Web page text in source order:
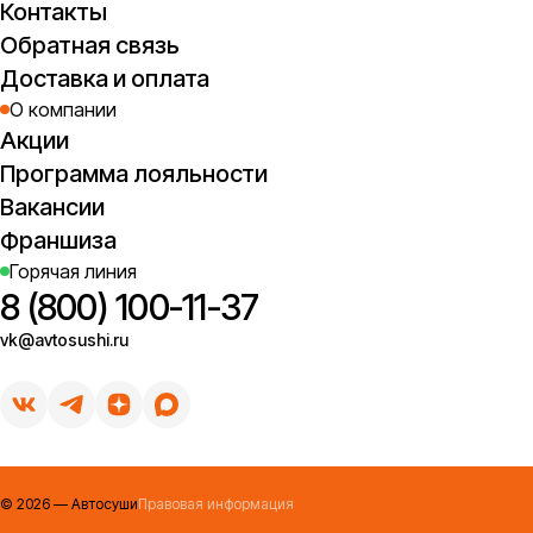
Контакты
Обратная связь
Доставка и оплата
О компании
Акции
Программа лояльности
Вакансии
Франшиза
Горячая линия
8 (800) 100-11-37
vk@avtosushi.ru
© 2026 — АвтосушиПравовая информация